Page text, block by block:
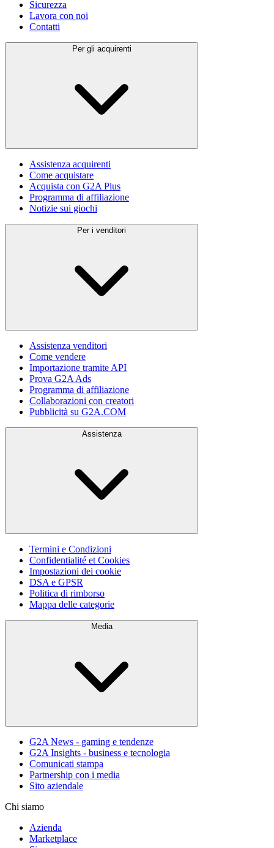
Sicurezza
Lavora con noi
Contatti
Per gli acquirenti
Assistenza acquirenti
Come acquistare
Acquista con G2A Plus
Programma di affiliazione
Notizie sui giochi
Per i venditori
Assistenza venditori
Come vendere
Importazione tramite API
Prova G2A Ads
Programma di affiliazione
Collaborazioni con creatori
Pubblicità su G2A.COM
Assistenza
Termini e Condizioni
Confidentialité et Cookies
Impostazioni dei cookie
DSA e GPSR
Politica di rimborso
Mappa delle categorie
Media
G2A News - gaming e tendenze
G2A Insights - business e tecnologia
Comunicati stampa
Partnership con i media
Sito aziendale
Chi siamo
Azienda
Marketplace